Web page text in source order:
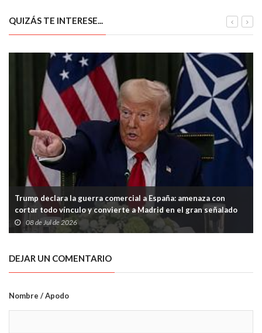
QUIZÁS TE INTERESE...
Trump declara la guerra comercial a España: amenaza con
cortar todo vínculo y convierte a Madrid en el gran señalado
de la OTAN
08 de Jul de 2026
DEJAR UN COMENTARIO
Nombre / Apodo